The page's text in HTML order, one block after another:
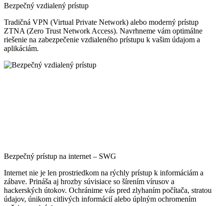
Bezpečný vzdialený prístup
Tradičná VPN (Virtual Private Network) alebo moderný prístup
ZTNA (Zero Trust Network Access). Navrhneme vám optimálne
riešenie na zabezpečenie vzdialeného prístupu k vašim údajom a
aplikáciám.
Bezpečný prístup na internet – SWG
Internet nie je len prostriedkom na rýchly prístup k informáciám a
zábave. Prináša aj hrozby súvisiace so šírením vírusov a
hackerských útokov. Ochránime vás pred zlyhaním počítača, stratou
údajov, únikom citlivých informácií alebo úplným ochromením